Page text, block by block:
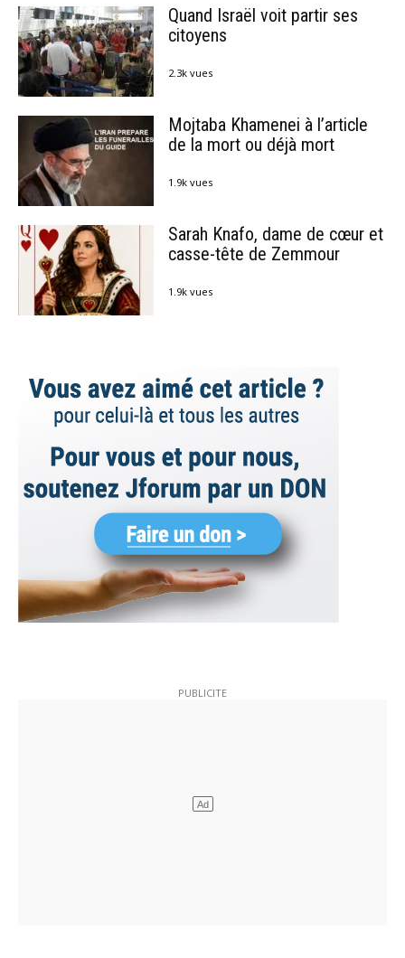
Quand Israël voit partir ses
citoyens
2.3k vues
Mojtaba Khamenei à l’article
de la mort ou déjà mort
1.9k vues
Sarah Knafo, dame de cœur et
casse-tête de Zemmour
1.9k vues